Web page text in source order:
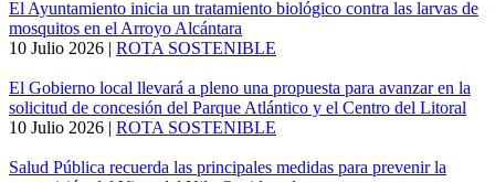
El Ayuntamiento inicia un tratamiento biológico contra las larvas de
mosquitos en el Arroyo Alcántara
10 Julio 2026 | ROTA SOSTENIBLE
El Gobierno local llevará a pleno una propuesta para avanzar en la
solicitud de concesión del Parque Atlántico y el Centro del Litoral
10 Julio 2026 | ROTA SOSTENIBLE
Salud Pública recuerda las principales medidas para prevenir la